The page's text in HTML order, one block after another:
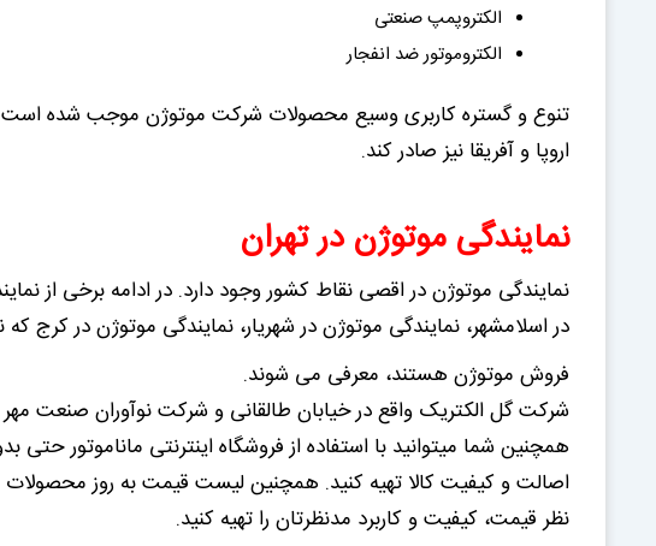
الکتروپمپ صنعتی
الکتروموتور ضد انفجار
تنوع و گستره کاربری وسیع محصولات شرکت موتوژن موجب شده است که
اروپا و آفريقا نیز صادر کند.
نمایندگی موتوژن در تهران
نمایندگی موتوژن در اقصی نقاط کشور وجود دارد. در ادامه برخی از
در اسلامشهر، نمایندگی موتوژن در شهریار، نمایندگی موتوژن در کرج که
فروش موتوژن هستند، معرفی می شوند.
شرکت گل الکتریک واقع در خیابان طالقانی و شرکت نوآوران صنعت
همچنین شما میتوانید با استفاده از فروشگاه اینترنتی ماناموتور
اصالت و کیفیت کالا تهیه کنید. همچنین لیست قیمت به روز محصولات
نظر قیمت، کیفیت و کاربرد مدنظرتان را تهیه کنید.